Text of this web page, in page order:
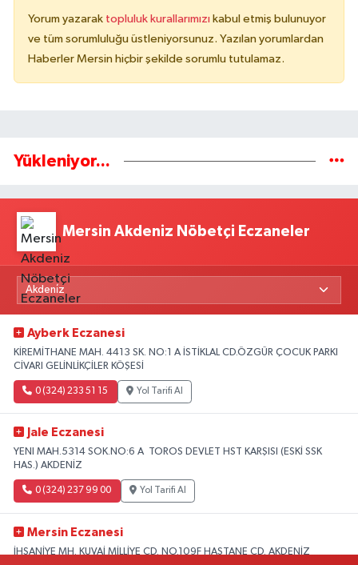
Yorum yazarak topluluk kurallarımızı kabul etmiş bulunuyor
ve tüm sorumluluğu üstleniyorsunuz. Yazılan yorumlardan
Haberler Mersin hiçbir şekilde sorumlu tutulamaz.
Yükleniyor...
Mersin Akdeniz Nöbetçi Eczaneler
Ayberk Eczanesi
KİREMİTHANE MAH. 4413 SK. NO:1 A İSTİKLAL CD.ÖZGÜR ÇOCUK PARKI
CİVARI GELİNLİKÇİLER KÖŞESİ
0 (324) 233 51 15 Yol Tarifi Al
Jale Eczanesi
YENI MAH.5314 SOK.NO:6 A TOROS DEVLET HST KARŞISI (ESKİ SSK
HAS.) AKDENİZ
0 (324) 237 99 00 Yol Tarifi Al
Mersin Eczanesi
İHSANİYE MH. KUVAİ MİLLİYE CD. NO.109F HASTANE CD. AKDENİZ